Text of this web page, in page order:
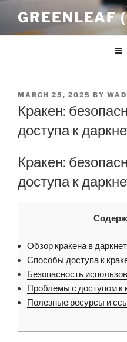
content
GREENLEAF
POSTED
ON
MARCH 25, 2025 BY
Кракен:
доступа к
Кракен:
доступа к
Обзор кракена в
Способы доступа к
Безопасность
Проблемы с доступом к
Полезные ресурсы и